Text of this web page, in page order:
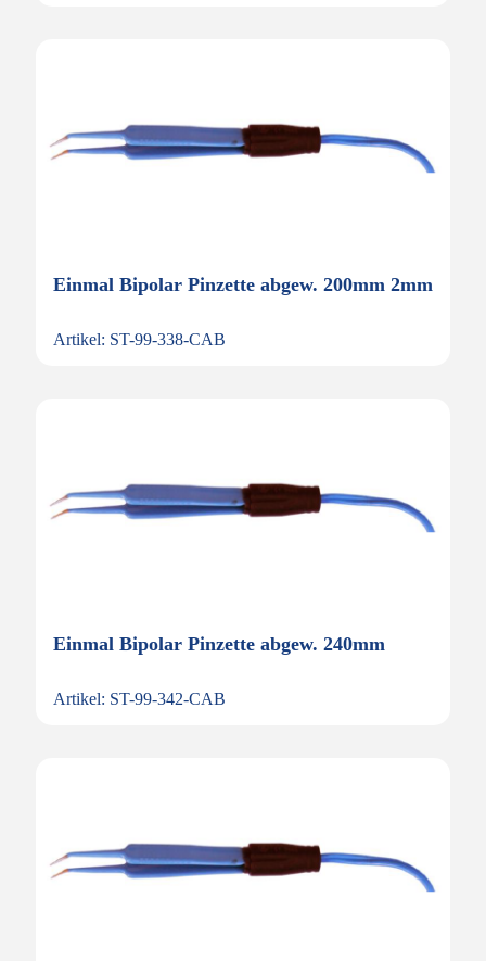
Einmal Bipolar Pinzette abgew. 200mm 2mm
Artikel: ST-99-338-CAB
Einmal Bipolar Pinzette abgew. 240mm
Artikel: ST-99-342-CAB